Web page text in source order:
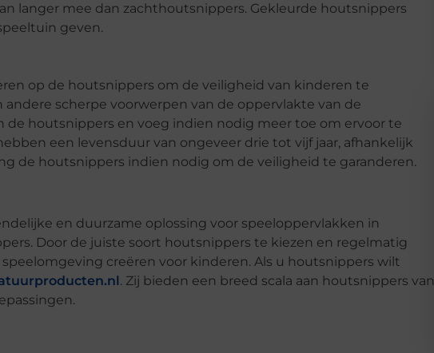
langer mee dan zachthoutsnippers. Gekleurde houtsnippers
geven.
op de houtsnippers om de veiligheid van kinderen te
scherpe voorwerpen van de oppervlakte van de
houtsnippers en voeg indien nodig meer toe om ervoor te
een levensduur van ongeveer drie tot vijf jaar, afhankelijk
de houtsnippers indien nodig om de veiligheid te garanderen.
en duurzame oplossing voor speeloppervlakken in
Door de juiste soort houtsnippers te kiezen en regelmatig
creëren voor kinderen. Als u houtsnippers wilt
. Zij bieden een breed scala aan houtsnippers van